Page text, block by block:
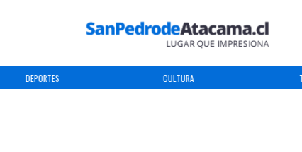
CULTURA TURISMO